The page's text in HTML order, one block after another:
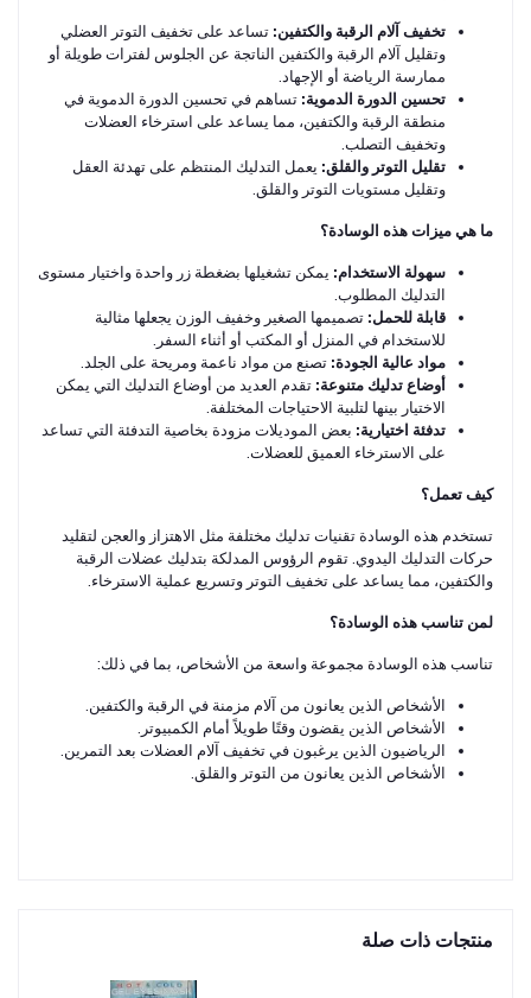
تخفيف آلام الرقبة والكتفين: تساعد على تخفيف التوتر العضلي
وتقليل آلام الرقبة والكتفين الناتجة عن الجلوس لفترات طويلة أو
ممارسة الرياضة أو الإجهاد.
تحسين الدورة الدموية: تساهم في تحسين الدورة الدموية في
منطقة الرقبة والكتفين، مما يساعد على استرخاء العضلات
وتخفيف التصلب.
تقليل التوتر والقلق: يعمل التدليك المنتظم على تهدئة العقل
وتقليل مستويات التوتر والقلق.
ما هي ميزات هذه الوسادة؟
سهولة الاستخدام: يمكن تشغيلها بضغطة زر واحدة واختيار مستوى
التدليك المطلوب.
قابلة للحمل: تصميمها الصغير وخفيف الوزن يجعلها مثالية
للاستخدام في المنزل أو المكتب أو أثناء السفر.
مواد عالية الجودة: تصنع من مواد ناعمة ومريحة على الجلد.
أوضاع تدليك متنوعة: تقدم العديد من أوضاع التدليك التي يمكن
الاختيار بينها لتلبية الاحتياجات المختلفة.
تدفئة اختيارية: بعض الموديلات مزودة بخاصية التدفئة التي تساعد
على الاسترخاء العميق للعضلات.
كيف تعمل؟
تستخدم هذه الوسادة تقنيات تدليك مختلفة مثل الاهتزاز والعجن لتقليد
حركات التدليك اليدوي. تقوم الرؤوس المدلكة بتدليك عضلات الرقبة
والكتفين، مما يساعد على تخفيف التوتر وتسريع عملية الاسترخاء.
لمن تناسب هذه الوسادة؟
تناسب هذه الوسادة مجموعة واسعة من الأشخاص، بما في ذلك:
الأشخاص الذين يعانون من آلام مزمنة في الرقبة والكتفين.
الأشخاص الذين يقضون وقتًا طويلاً أمام الكمبيوتر.
الرياضيون الذين يرغبون في تخفيف آلام العضلات بعد التمرين.
الأشخاص الذين يعانون من التوتر والقلق.
منتجات ذات صلة